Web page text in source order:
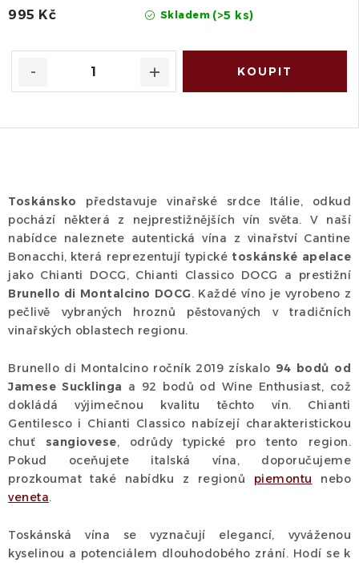
Skladem (>5 ks)
995 Kč
v
l
á
d
a
c
í
r
v
k
y
v
ý
p
i
s
u
Toskánsko představuje vinařské srdce Itálie, odkud
pochází některá z nejprestižnějších vín světa. V naší
nabídce naleznete autentická vína z vinařství Cantine
Bonacchi, která reprezentují typické toskánské apelace
jako Chianti DOCG, Chianti Classico DOCG a prestižní
Brunello di Montalcino DOCG. Každé víno je vyrobeno z
pečlivě vybraných hroznů pěstovaných v tradičních
vinařských oblastech regionu.
Brunello di Montalcino ročník 2019 získalo 94 bodů od
Jamese Sucklinga a 92 bodů od Wine Enthusiast, což
dokládá výjimečnou kvalitu těchto vín. Chianti
Gentilesco i Chianti Classico nabízejí charakteristickou
chuť sangiovese, odrůdy typické pro tento region.
Pokud oceňujete italská vína, doporučujeme
prozkoumat také nabídku z regionů piemontu nebo
veneta.
Toskánská vína se vyznačují elegancí, vyváženou
kyselinou a potenciálem dlouhodobého zrání. Hodí se k